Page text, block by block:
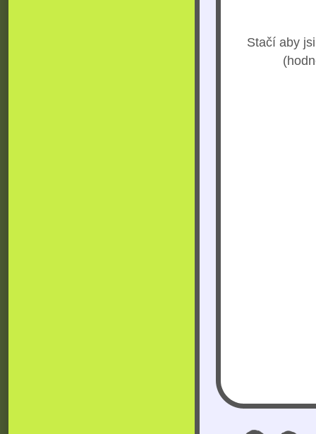
Stačí aby